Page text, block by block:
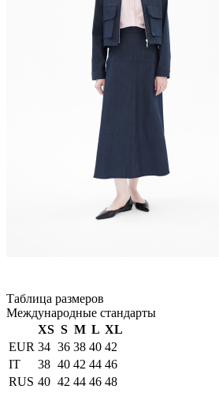
Таблица размеров
Международные стандарты
XS S M L XL
EUR 34 36 38 40 42
IT
38 40 42 44 46
RUS 40 42 44 46 48